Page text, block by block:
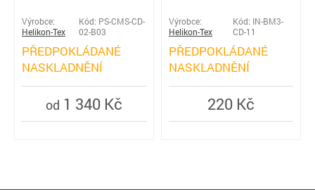
Výrobce:
Helikon-Tex
Kód: PS-CMS-CD-
02-B03
PŘEDPOKLÁDANÉ
NASKLADNĚNÍ
od 1 340 Kč
Výrobce:
Helikon-Tex
Kód: IN-BM3-
CD-11
PŘEDPOKLÁDANÉ
NASKLADNĚNÍ
220 Kč